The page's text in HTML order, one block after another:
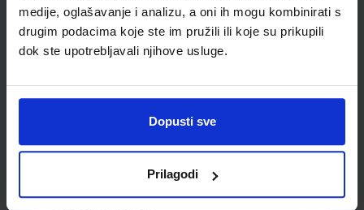
medije, oglašavanje i analizu, a oni ih mogu kombinirati s
drugim podacima koje ste im pružili ili koje su prikupili
dok ste upotrebljavali njihove usluge.
Dopusti sve
Prilagodi
Newsletter prijava
Prijavite se kako bi primali informacije o novim
proizvodima i uslugama, akcijama i drugim